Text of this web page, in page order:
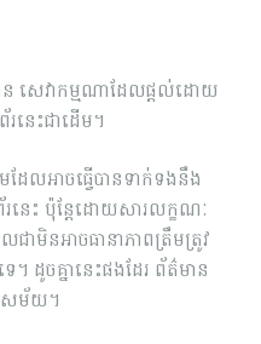
សេវាកម្មណា​ដែល​ផ្តល់​ដោយ​
នេះជាដើម។
ែលអាចធ្វើបានទាក់ទងនឹង
េះ ប៉ុន្តែដោយសារលក្ខណៈ
ាមិនអាចធានាភាពត្រឹមត្រូវ
ដូចគ្នានេះផងដែរ ព័ត៌មាន
សម័យ។